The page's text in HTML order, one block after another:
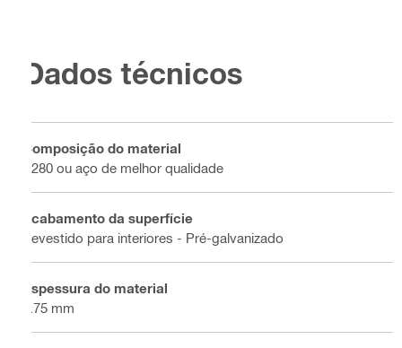
Dados técnicos
Composição do material
S280 ou aço de melhor qualidade
Acabamento da superfície
Revestido para interiores - Pré-galvanizado
Espessura do material
1.75 mm